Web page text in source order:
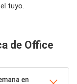
tuyo.
de Office
en